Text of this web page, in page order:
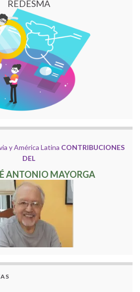
REDESMA
y América Latina CONTRIBUCIONES
DEL
ANTONIO MAYORGA